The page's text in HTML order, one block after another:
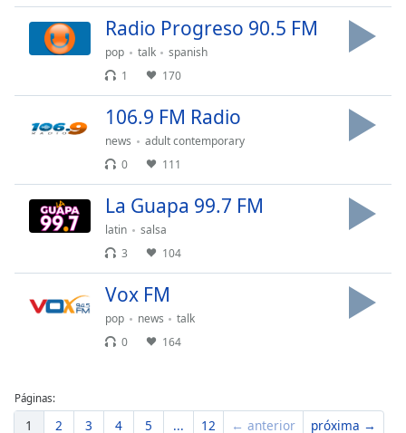
Radio Progreso 90.5 FM
pop talk
spanish
1
170
106.9 FM Radio
news
adult contemporary
0
111
La Guapa 99.7 FM
latin
salsa
3
104
Vox FM
pop news
talk
0
164
Páginas:
1 2 3 4 5 ... 12 ← anterior próxima →